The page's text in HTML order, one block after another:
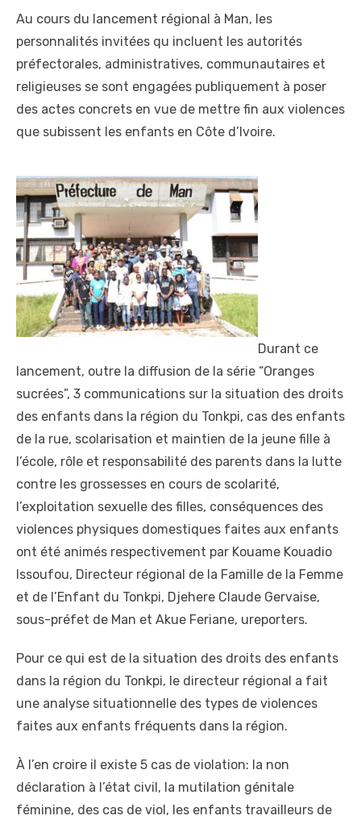
Au cours du lancement régional à Man, les
personnalités invitées qu incluent les autorités
préfectorales, administratives, communautaires et
religieuses se sont engagées publiquement à poser
des actes concrets en vue de mettre fin aux violences
que subissent les enfants en Côte d’Ivoire.
Durant ce
lancement, outre la diffusion de la série “Oranges
sucrées”, 3 communications sur la situation des droits
des enfants dans la région du Tonkpi, cas des enfants
de la rue, scolarisation et maintien de la jeune fille à
l’école, rôle et responsabilité des parents dans la lutte
contre les grossesses en cours de scolarité,
l’exploitation sexuelle des filles, conséquences des
violences physiques domestiques faites aux enfants
ont été animés respectivement par Kouame Kouadio
Issoufou, Directeur régional de la Famille de la Femme
et de l’Enfant du Tonkpi, Djehere Claude Gervaise,
sous-préfet de Man et Akue Feriane, ureporters.
Pour ce qui est de la situation des droits des enfants
dans la région du Tonkpi, le directeur régional a fait
une analyse situationnelle des types de violences
faites aux enfants fréquents dans la région.
À l’en croire il existe 5 cas de violation: la non
déclaration à l’état civil, la mutilation génitale
féminine, des cas de viol, les enfants travailleurs de